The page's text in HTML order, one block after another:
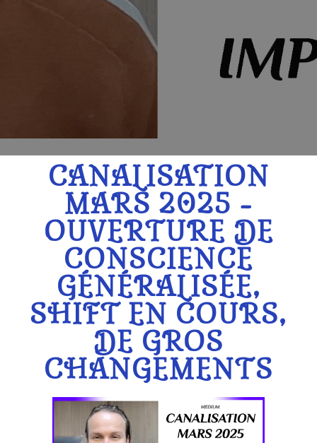
CANALISATION
MARS 2025 -
OUVERTURE DE
CONSCIENCE
GÉNÉRALISÉE,
SHIFT EN COURS,
DE GROS
CHANGEMENTS